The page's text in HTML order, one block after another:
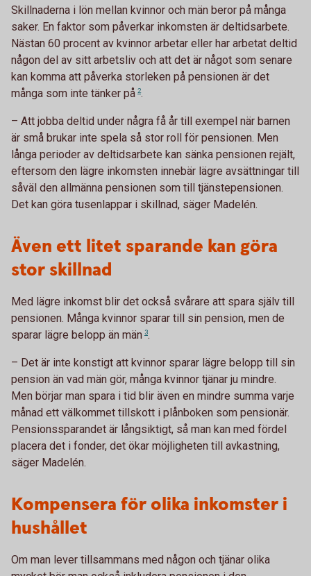
Skillnaderna i lön mellan kvinnor och män beror på många
saker. En faktor som påverkar inkomsten är deltidsarbete.
Nästan 60 procent av kvinnor arbetar eller har arbetat deltid
någon del av sitt arbetsliv och att det är något som senare
kan komma att påverka storleken på pensionen är det
många som inte tänker på 2.
– Att jobba deltid under några få år till exempel när barnen
är små brukar inte spela så stor roll för pensionen. Men
långa perioder av deltidsarbete kan sänka pensionen rejält,
eftersom den lägre inkomsten innebär lägre avsättningar till
såväl den allmänna pensionen som till tjänstepensionen.
Det kan göra tusenlappar i skillnad, säger Madelén.
Även ett litet sparande kan göra
stor skillnad
Med lägre inkomst blir det också svårare att spara själv till
pensionen. Många kvinnor sparar till sin pension, men de
sparar lägre belopp än män 3.
– Det är inte konstigt att kvinnor sparar lägre belopp till sin
pension än vad män gör, många kvinnor tjänar ju mindre.
Men börjar man spara i tid blir även en mindre summa varje
månad ett välkommet tillskott i plånboken som pensionär.
Pensionssparandet är långsiktigt, så man kan med fördel
placera det i fonder, det ökar möjligheten till avkastning,
säger Madelén.
Kompensera för olika inkomster i
hushållet
Om man lever tillsammans med någon och tjänar olika